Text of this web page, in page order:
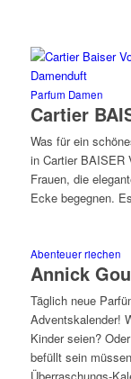
Parfum Damen
Cartier
Was für ein
in Cartier BAISER
Frauen, die
Ecke begegnen.
Abenteuer riechen
Annick
Täglich neue
Adventskalender!
Kinder seien?
befüllt sein